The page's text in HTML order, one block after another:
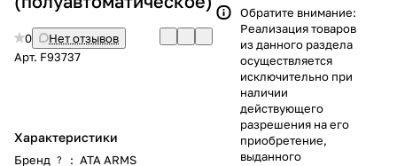
0
Нет отзывов
Арт. F93737
Характеристики
Бренд ? : ATA ARMS
Обратите внимание:
Реализация товаров
из данного раздела
осуществляется
исключительно при
наличии
действующего
разрешения на его
приобретение,
выданного